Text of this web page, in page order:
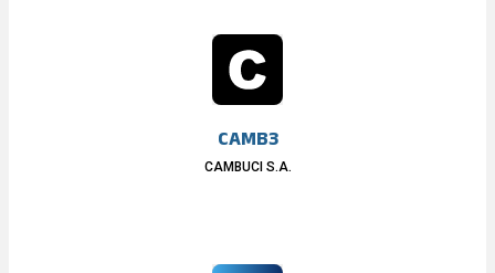
CAMB3
CAMBUCI S.A.